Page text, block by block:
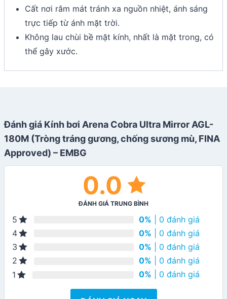
Cất nơi râm mát tránh xa nguồn nhiệt, ánh sáng
trực tiếp từ ánh mặt trời.
Không lau chùi bề mặt kính, nhất là mặt trong, có
thể gây xước.
Đánh giá Kính bơi Arena Cobra Ultra Mirror AGL-
180M (Tròng tráng gương, chống sương mù, FINA
Approved) – EMBG
0.0
ĐÁNH GIÁ TRUNG BÌNH
5 0% | 0 đánh giá
4
0% | 0 đánh giá
3
0% | 0 đánh giá
2
0% | 0 đánh giá
1
0% | 0 đánh giá